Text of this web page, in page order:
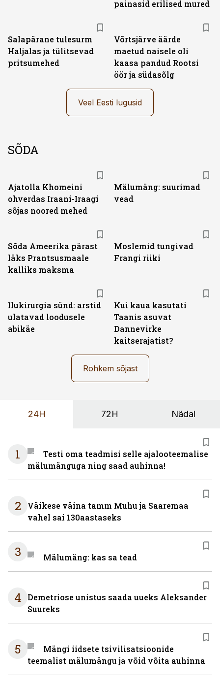
painasid erilised mured
Salapärane tulesurm
Haljalas ja tülitsevad
pritsumehed
Võrtsjärve äärde
maetud naisele oli
kaasa pandud Rootsi
öör ja südasõlg
Veel Eesti lugusid
SÕDA
Ajatolla Khomeini
ohverdas Iraani-Iraagi
sõjas noored mehed
Mälumäng: suurimad
vead
Sõda Ameerika pärast
läks Prantsusmaale
kalliks maksma
Moslemid tungivad
Frangi riiki
Ilukirurgia sünd: arstid
ulatavad loodusele
abikäe
Kui kaua kasutati
Taanis asuvat
Dannevirke
kaitserajatist?
Rohkem sõjast
24H 72H Nädal
1
Testi oma teadmisi selle ajalooteemalise
mälumänguga ning saad auhinna!
2
Väikese väina tamm Muhu ja Saaremaa
vahel sai 130aastaseks
3 Mälumäng: kas sa tead
4
Demetriose unistus saada uueks Aleksander
Suureks
5
Mängi iidsete tsivilisatsioonide
teemalist mälumängu ja võid võita auhinna